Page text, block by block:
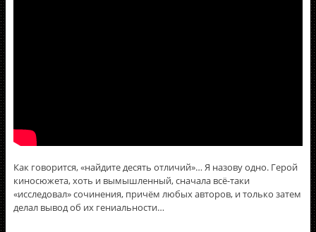
Как говорится, «найдите десять отличий»… Я назову одно. Герой
киносюжета, хоть и вымышленный, сначала всё-таки
«исследовал» сочинения, причём любых авторов, и только затем
делал вывод об их гениальности…